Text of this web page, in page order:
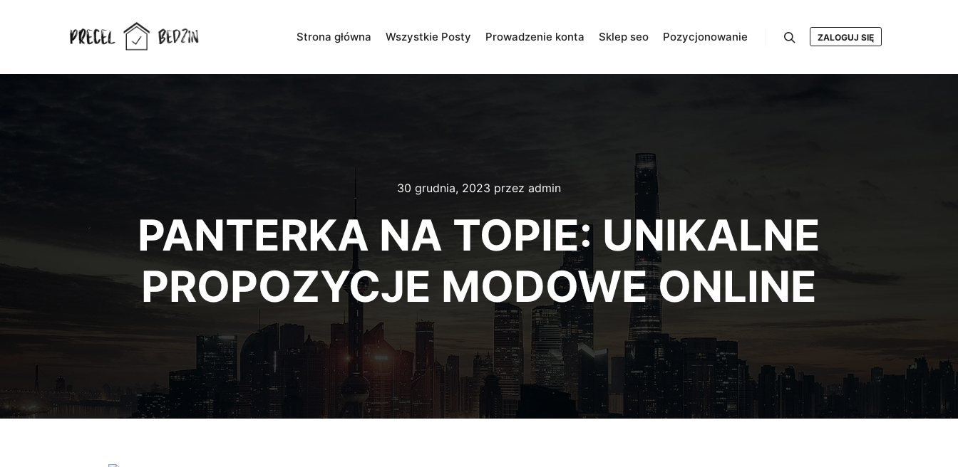
Strona główna Wszystkie Posty Prowadzenie konta Sklep seo Pozycjonowanie ZALOGUJ SIĘ
30 grudnia, 2023 przez admin
PANTERKA NA TOPIE: UNIKALNE
PROPOZYCJE MODOWE ONLINE